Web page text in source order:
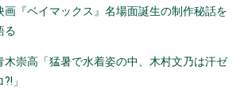
画『ベイマックス』名場面誕生の制作秘話を
る
木崇高「猛暑で水着姿の中、木村文乃は汗ゼ
?!」